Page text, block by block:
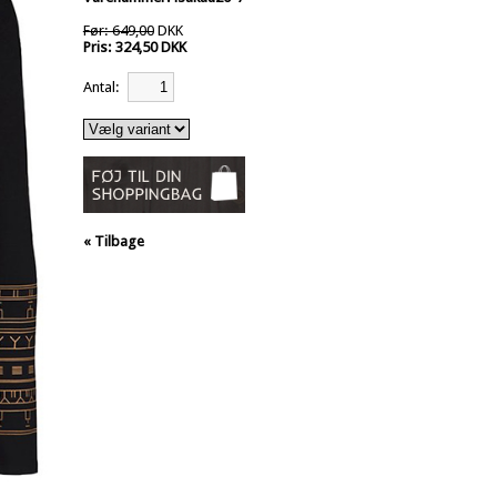
Før: 649,00DKK
Pris: 324,50 DKK
Antal:
« Tilbage